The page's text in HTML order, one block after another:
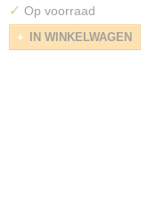
✓ Op voorraad
IN WINKELWAGEN